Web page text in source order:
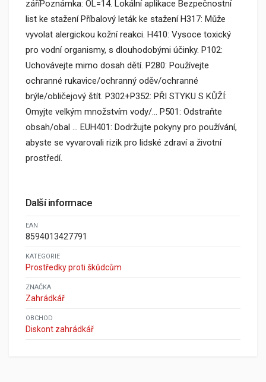
záříPoznámka: OL=14. Lokální aplikace Bezpečnostní
list ke stažení Příbalový leták ke stažení H317: Může
vyvolat alergickou kožní reakci. H410: Vysoce toxický
pro vodní organismy, s dlouhodobými účinky. P102:
Uchovávejte mimo dosah dětí. P280: Používejte
ochranné rukavice/ochranný oděv/ochranné
brýle/obličejový štít. P302+P352: PŘI STYKU S KŮŽÍ:
Omyjte velkým množstvím vody/... P501: Odstraňte
obsah/obal … EUH401: Dodržujte pokyny pro používání,
abyste se vyvarovali rizik pro lidské zdraví a životní
prostředí.
Další informace
EAN
8594013427791
KATEGORIE
Prostředky proti škůdcům
ZNAČKA
Zahrádkář
OBCHOD
Diskont zahrádkář